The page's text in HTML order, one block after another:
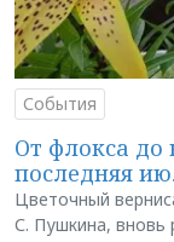
События
От флокса
последняя
Цветочный
С. Пушкина, вновь